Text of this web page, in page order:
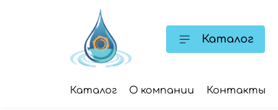
Каталог
Каталог О компании Контакты